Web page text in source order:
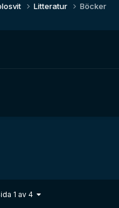
Litteratur Böcker
1 av 4